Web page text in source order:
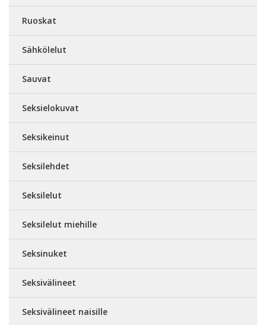
Ruoskat
Sähkölelut
Sauvat
Seksielokuvat
Seksikeinut
Seksilehdet
Seksilelut
Seksilelut miehille
Seksinuket
Seksivälineet
Seksivälineet naisille